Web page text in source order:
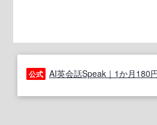
公式 AI英会話Speak｜1か月180